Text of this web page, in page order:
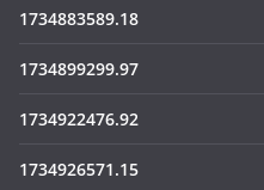
1734883589.18
1734899299.97
1734922476.92
1734926571.15